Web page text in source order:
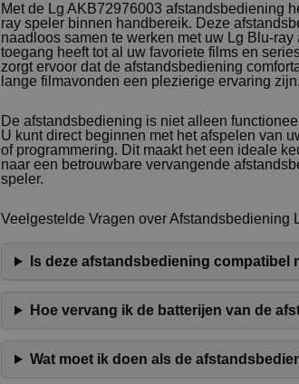
Met de Lg AKB72976003 afstandsbediening
ray speler binnen handbereik. Deze
naadloos samen te werken met uw Lg Blu-
toegang heeft tot al uw favoriete films en
zorgt ervoor dat de afstandsbediening
lange filmavonden een plezierige ervaring zijn.
De afstandsbediening is niet alleen
U kunt direct beginnen met het afspelen van
of programmering. Dit maakt het een ideale
naar een betrouwbare vervangende
speler.
Veelgestelde Vragen over Afstandsbediening
Is deze afstandsbediening compatibel
Hoe vervang ik de batterijen van de
Wat moet ik doen als de